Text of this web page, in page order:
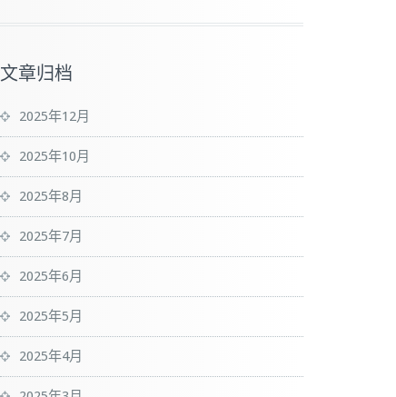
文章归档
2025年12月
2025年10月
2025年8月
2025年7月
2025年6月
2025年5月
2025年4月